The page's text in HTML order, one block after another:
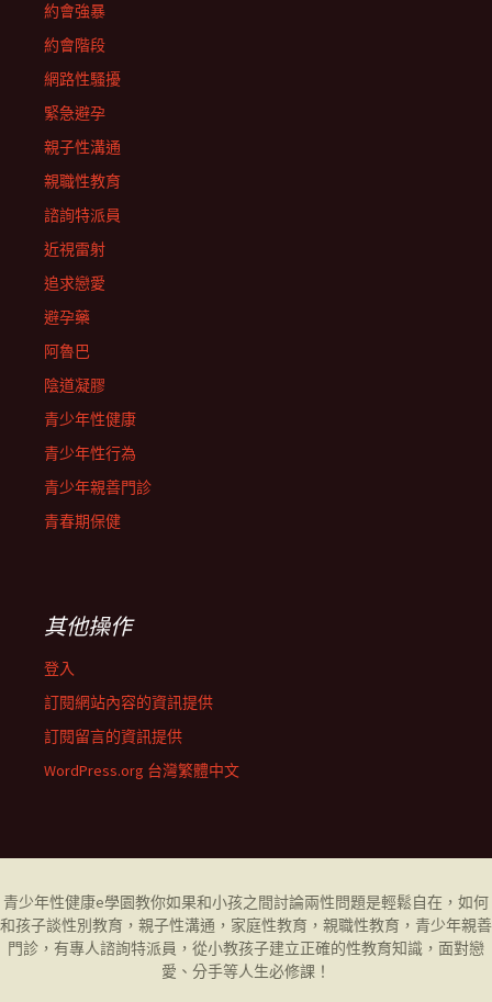
約會強暴
約會階段
網路性騷擾
緊急避孕
親子性溝通
親職性教育
諮詢特派員
近視雷射
追求戀愛
避孕藥
阿魯巴
陰道凝膠
青少年性健康
青少年性行為
青少年親善門診
青春期保健
其他操作
登入
訂閱網站內容的資訊提供
訂閱留言的資訊提供
WordPress.org 台灣繁體中文
青少年性健康e學園教你如果和小孩之間討論兩性問題是輕鬆自在，如何
和孩子談性別教育， 親子性溝通 ， 家庭性教育 ， 親職性教育 ， 青少年親善
門診 ，有專人諮詢特派員，從小教孩子建立正確的性教育知識，面對戀
愛、分手等人生必修課！